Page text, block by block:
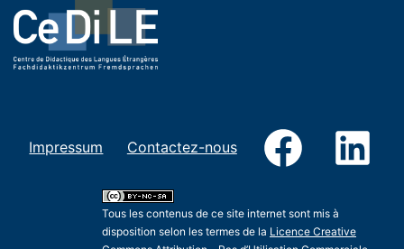
Impressum Contactez-nous Facebook
Tous les contenus de ce site internet sont mis à
disposition selon les termes de la Licence Creative